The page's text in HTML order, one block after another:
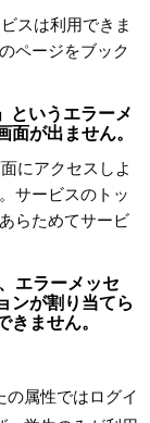
スは利用できま
ページをブック
というエラーメ
が出ません。
にアクセスしよ
サービスのトッ
らためてサービ
エラーメッセ
ンが割り当てら
ません。
の属性ではログイ